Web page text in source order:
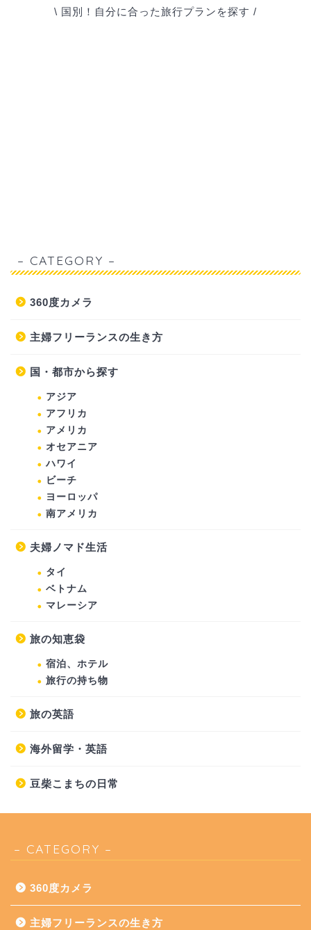
\ 国別！自分に合った旅行プランを探す /
– CATEGORY –
360度カメラ
主婦フリーランスの生き方
国・都市から探す
アジア
アフリカ
アメリカ
オセアニア
ハワイ
ビーチ
ヨーロッパ
南アメリカ
夫婦ノマド生活
タイ
ベトナム
マレーシア
旅の知恵袋
宿泊、ホテル
旅行の持ち物
旅の英語
海外留学・英語
豆柴こまちの日常
– CATEGORY –
360度カメラ
主婦フリーランスの生き方